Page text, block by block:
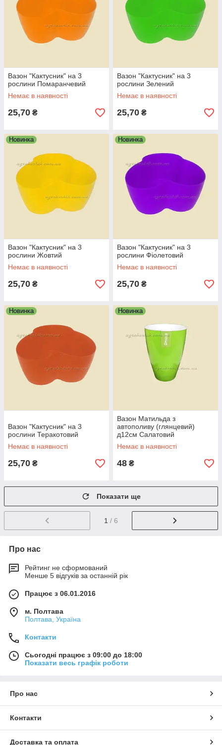
Вазон "Кактусник" на 3
рослини Помаранчевий
Немає в наявності
25,70 ₴
Вазон "Кактусник" на 3
рослини Зелений
Немає в наявності
25,70 ₴
Новинка
Вазон "Кактусник" на 3
рослини Жовтий
Немає в наявності
25,70 ₴
Новинка
Вазон "Кактусник" на 3
рослини Фіолетовий
Немає в наявності
25,70 ₴
Новинка
Вазон "Кактусник" на 3
рослини Теракотовий
Немає в наявності
25,70 ₴
Новинка
Вазон Матильда з
автополиву (глянцевий)
д12см Салатовий
Немає в наявності
48 ₴
Показати ще
1 / 6
Про нас
Рейтинг не сформований
Менше 5 відгуків за останній рік
Працює з 06.01.2016
м. Полтава
Полтава, Україна
Контакти
Сьогодні працює з 09:00 до 18:00
Показати весь графік роботи
Про нас
Контакти
Доставка та оплата